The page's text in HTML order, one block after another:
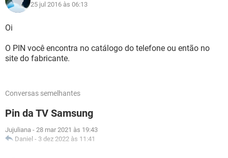
25 jul 2016 às 06:13
Oi
O PIN você encontra no catálogo do telefone ou então no
site do fabricante.
Conversas semelhantes
Pin da TV Samsung
Jujuliana - 28 mar 2021 às 19:43
Daniel - 3 dez 2022 às 11:41